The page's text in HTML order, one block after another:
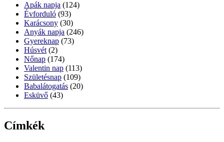
Apák napja (124)
Évforduló (93)
Karácsony (30)
Anyák napja (246)
Gyereknap (73)
Húsvét (2)
Nőnap (174)
Valentin nap (113)
Születésnap (109)
Babalátogatás (20)
Esküvő (43)
Címkék